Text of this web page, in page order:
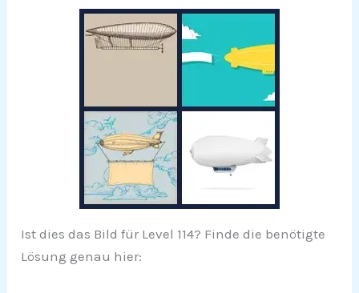
Ist dies das Bild für Level 114? Finde die benötigte
Lösung genau hier: